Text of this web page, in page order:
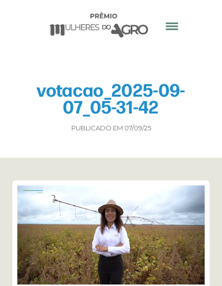
votacao_2025-09-
07_05-31-42
PUBLICADO EM 07/09/25